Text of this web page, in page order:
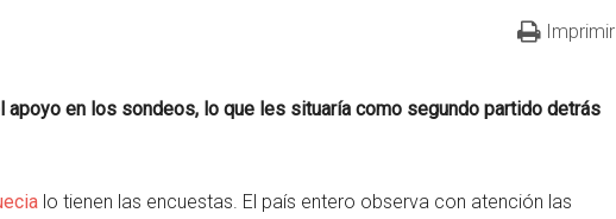
Imprimir
apoyo en los sondeos, lo que les situaría como segundo partido detrás
lo tienen las encuestas. El país entero observa con atención las